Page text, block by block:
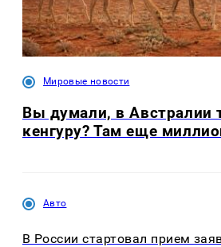
Мировые новости
Вы думали, в Австралии
кенгуру? Там еще
Авто
В России стартовал прием